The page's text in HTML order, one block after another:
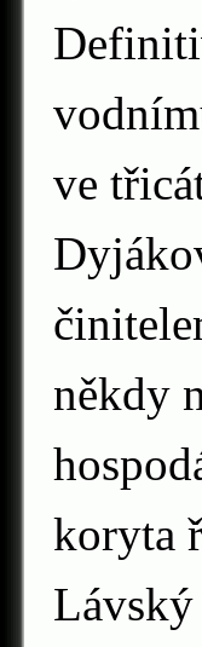
ve
někdy
koryta